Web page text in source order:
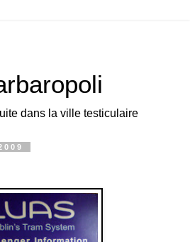
dans la ville testiculaire